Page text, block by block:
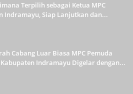
Terpilih sebagai Ketua MPC
Indramayu, Siap Lanjutkan dan...
Cabang Luar Biasa MPC Pemuda
Indramayu Digelar dengan...